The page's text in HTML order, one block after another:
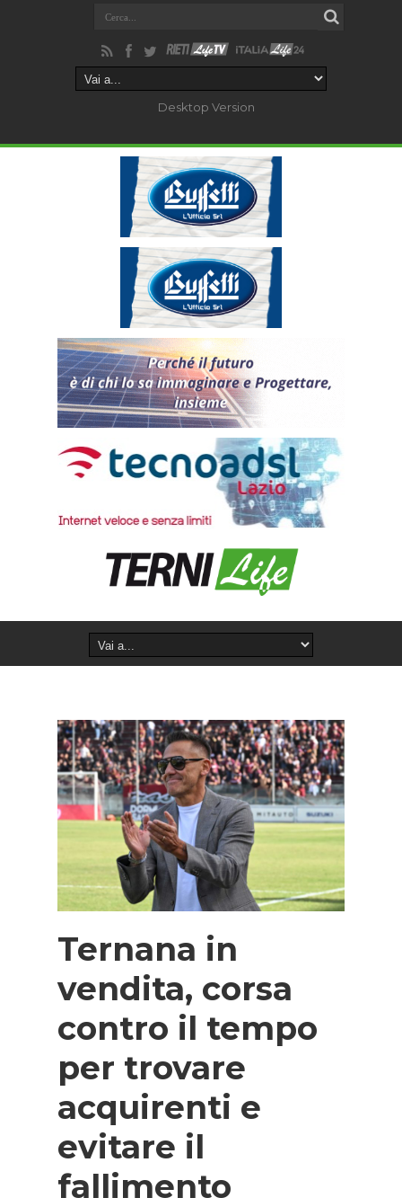
Desktop Version
Ternana in
vendita, corsa
contro il tempo
per trovare
acquirenti e
evitare il
fallimento